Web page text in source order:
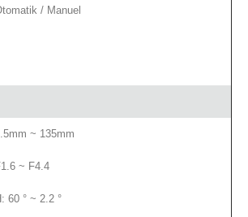
/ Manuel
~ 135mm
~ F4.4
60 ° ~ 2.2 °